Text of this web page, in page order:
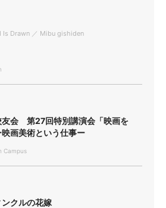
Is Drawn ／ Mibu gishiden
友会 第27回特別講演会「映画を
画美術という仕事ー
Campus
クルの花嫁